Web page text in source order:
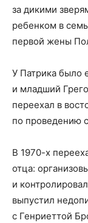
за дикими
ребенком в
первой жены
У Патрика было
и младший
переехал в
по проведению
В 1970-х
отца:
и
выпустил
с Генриеттой